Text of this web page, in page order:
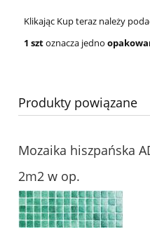
Klikając Kup teraz należy
1 sztoznacza jedno
Produkty powiązane
Mozaika hiszpańska
2m2 w op.